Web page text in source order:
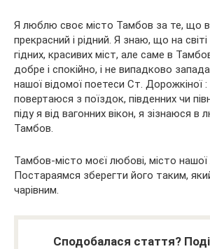
Я люблю своє місто Тамбов за те, що
прекрасний і рідний. Я знаю, що на світі
гідних, красивих міст, але саме в
добре і спокійно, і не випадково
нашої відомої поетеси Ст. Дорожкіної :
повертаюся з поїздок, південних чи
піду я від вагонних вікон, я зізнаюся в
Тамбов.
Тамбов-місто моєї любові, місто нашої
Постараямся зберегти його таким,
чарівним.
Сподобалася стаття?